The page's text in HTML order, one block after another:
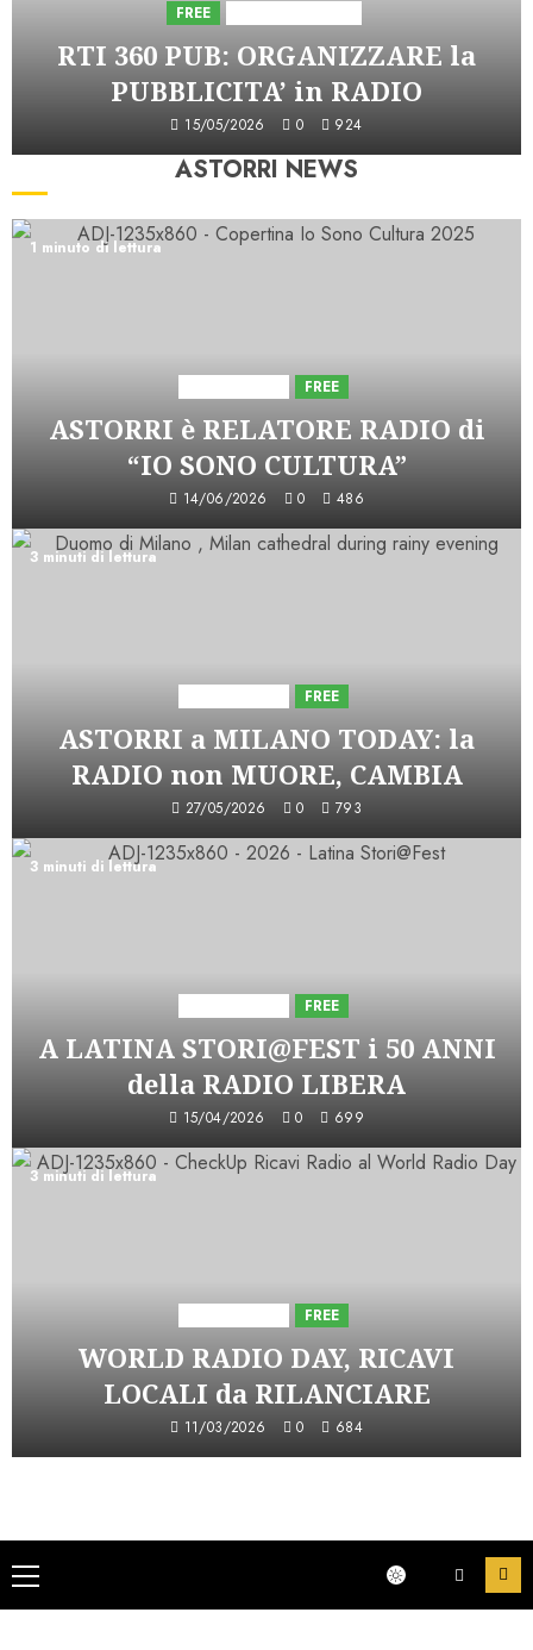
FREE
RTI 360 PUB: ORGANIZZARE la
PUBBLICITA’ in RADIO
15/05/2026 0 924
ASTORRI NEWS
1 minuto di lettura
FREE
ASTORRI è RELATORE RADIO di
“IO SONO CULTURA”
14/06/2026 0 486
3 minuti di lettura
FREE
ASTORRI a MILANO TODAY: la
RADIO non MUORE, CAMBIA
27/05/2026 0 793
3 minuti di lettura
FREE
A LATINA STORI@FEST i 50 ANNI
della RADIO LIBERA
15/04/2026 0 699
3 minuti di lettura
FREE
WORLD RADIO DAY, RICAVI
LOCALI da RILANCIARE
11/03/2026 0 684
Menu
principale